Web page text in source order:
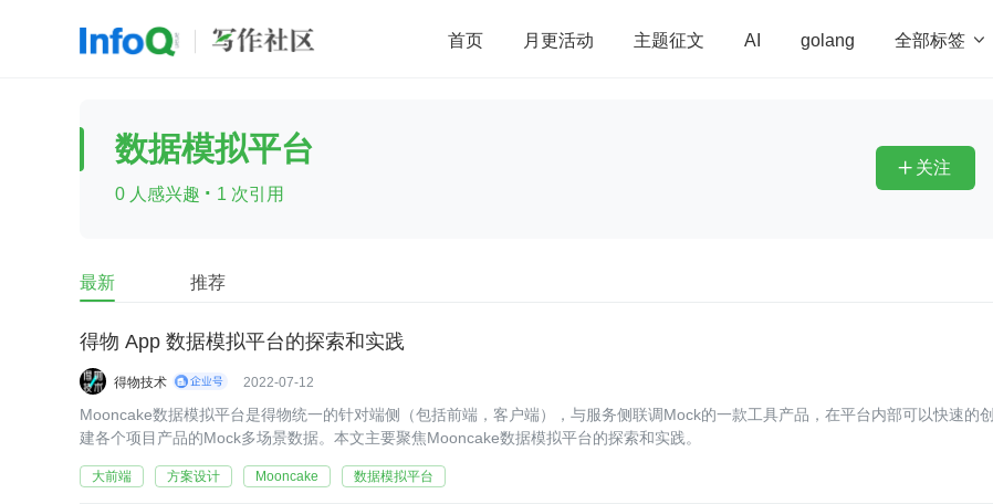
首页 月更活动 主题征文 AI golang 全部标签 
前端 AI 大数据 redis
查看更多
数据模拟平台
0 人感兴趣 · 1 次引用
 关注
最新 推荐
得物 App 数据模拟平台的探索和实践
得物技术 2022-07-12
Mooncake数据模拟平台是得物统一的针对端侧（包括前端，客户端），与服务侧联调Mock的一款工具产品，在平台内部可以快速的创
建各个项目产品的Mock多场景数据。本文主要聚焦Mooncake数据模拟平台的探索和实践。
大前端 方案设计 Mooncake 数据模拟平台